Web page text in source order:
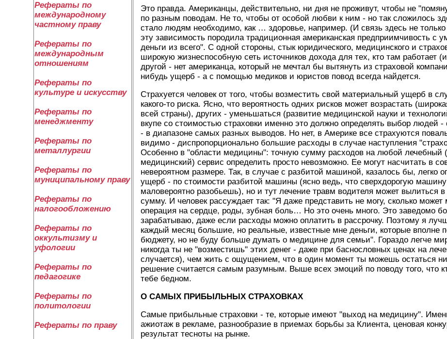
Рефераты по
международному
частному праву
Рефераты по
международным
отношениям
Рефераты по
культуре и искусству
Рефераты по
менеджменту
Рефераты по
металлургии
Рефераты по
муниципальному праву
Рефераты по
налогообложению
Рефераты по
оккультизму и
уфологии
Рефераты по
педагогике
Рефераты по
политологии
Рефераты по праву
Это правда. Американцы, действительно, ни дня не проживут, чтобы не
по разным поводам. Не то, чтобы от особой любви к ним - но так сложилось
стало людям необходимо, как … здоровье, например. (И связь здесь не
эту зависимость породила традиционная американская предприимчивость с
деньги из всего". С одной стороны, стык юридического, медицинского и
широкую жизнеспособную сеть источников дохода для тех, кто там работает
другой - нет американца, который не мечтал бы вытянуть из страховой
нибудь ущерб - а с помощью медиков и юристов повод всегда найдется.
Страхуется человек от того, чтобы возместить свой материальный ущерб в
какого-то риска. Ясно, что вероятность одних рисков может возрастать
всей страны), других - уменьшаться (развитие медицинской науки и
вкупе со стоимостью страховки именно это должно определять выбор людей -
- в диапазоне самых разных выводов. Но нет, в Америке все страхуются
видимо - диспропорционально большие расходы в случае наступления
Особенно в "области медицины": точную сумму расходов на любой лечебный
медицинский) сервис определить просто невозможно. Ее могут насчитать в
невероятном размере. Так, в случае с разбитой машиной, казалось бы, легко
ущерб - по стоимости разбитой машины (ясно ведь, что сверхдорогую
маловероятно разобьешь), но и тут лечение травм водителя может вылиться
сумму. И человек рассуждает так: "Я даже представить не могу, сколько может
операция на сердце, роды, зубная боль… Но это очень много. Это заведомо
зарабатываю, даже если расходы можно оплатить в рассрочку. Поэтому я
каждый месяц большие, но реальные, известные мне деньги, которые вполне
бюджету, но не буду больше думать о медицине для семьи". Гораздо легче
никогда ты не "возместишь" этих денег - даже при баснословных ценах на
случается), чем жить с ощущением, что в один момент ты можешь остаться
решение считается самым разумным. Выше всех эмоций по поводу того, что
тебе бедном.
О САМЫХ ПРИБЫЛЬНЫХ СТРАХОВКАХ
Самые прибыльные страховки - те, которые имеют "выход на медицину".
ажиотаж в рекламе, разнообразие в приемах борьбы за Клиента, ценовая
результат тесноты на рынке.